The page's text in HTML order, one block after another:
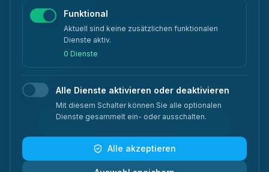
Rechtliches
Impressum
Datenschutz
Funktional
Aktuell sind keine zusätzlichen funktionalen
Dienste aktiv.
0 Dienste
Alle Dienste aktivieren oder deaktivieren
Mit diesem Schalter können Sie alle optionalen
Dienste gesammelt ein- oder ausschalten.
Alle akzeptieren